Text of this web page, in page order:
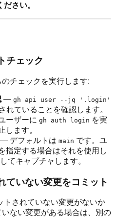
さい。
チェック
チェックを実行します:
— gh api user --jq '.login'
れていることを確認します。
ーザーに gh auth login を実
します。
— デフォルトは main です。ユ
指定する場合はそれを使用し
てキャプチャします。
ていない変更をコミット
トされていない変更がないか
ない変更がある場合は、別の